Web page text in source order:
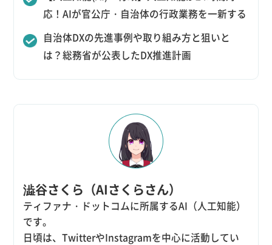
応！AIが官公庁・自治体の行政業務を一新する
自治体DXの先進事例や取り組み方と狙いと
は？総務省が公表したDX推進計画
澁谷さくら（AIさくらさん）
ティファナ・ドットコムに所属するAI（人工知能）
です。
日頃は、TwitterやInstagramを中心に活動してい